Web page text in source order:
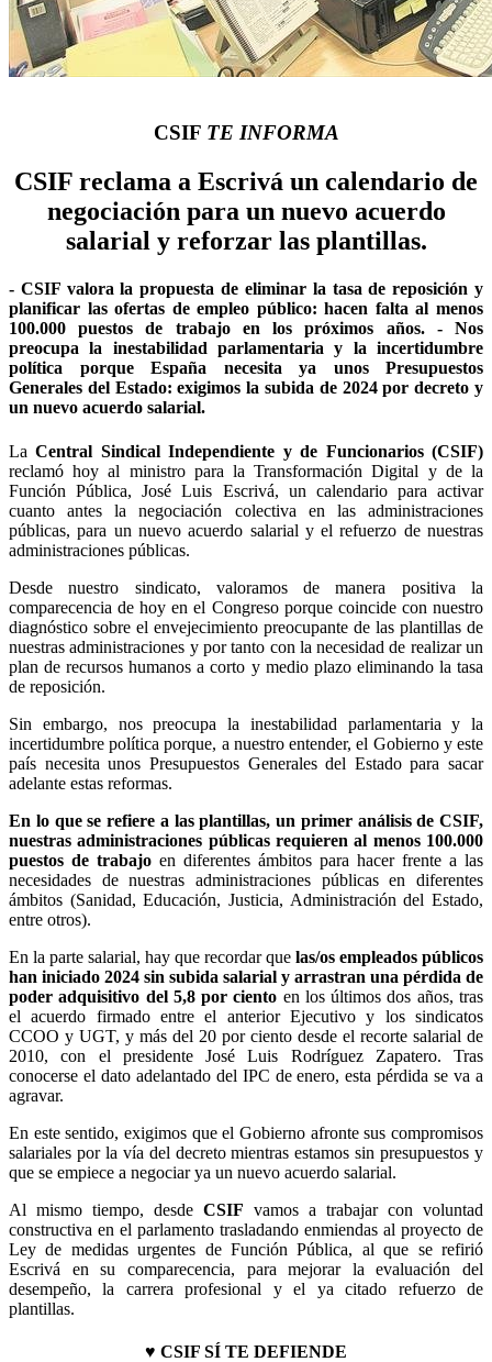
CSIF TE INFORMA
CSIF reclama a Escrivá un calendario de
negociación para un nuevo acuerdo
salarial y reforzar las plantillas.
- CSIF valora la propuesta de eliminar la tasa de reposición y
planificar las ofertas de empleo público: hacen falta al menos
100.000 puestos de trabajo en los próximos años. - Nos
preocupa la inestabilidad parlamentaria y la incertidumbre
política porque España necesita ya unos Presupuestos
Generales del Estado: exigimos la subida de 2024 por decreto y
un nuevo acuerdo salarial.
LaCentral Sindical Independiente y de Funcionarios (CSIF)
reclamó hoy al ministro para la Transformación Digital y de la
Función Pública, José Luis Escrivá, un calendario para activar
cuanto antes la negociación colectiva en las administraciones
públicas, para un nuevo acuerdo salarial y el refuerzo de nuestras
administraciones públicas.
Desde nuestro sindicato, valoramos de manera positiva la
comparecencia de hoy en el Congreso porque coincide con nuestro
diagnóstico sobre el envejecimiento preocupante de las plantillas de
nuestras administraciones y por tanto con la necesidad de realizar un
plan de recursos humanos a corto y medio plazo eliminando la tasa
de reposición.
Sin embargo, nos preocupa la inestabilidad parlamentaria y la
incertidumbre política porque, a nuestro entender, el Gobierno y este
país necesita unos Presupuestos Generales del Estado para sacar
adelante estas reformas.
En lo que se refiere a las plantillas, un primer análisis de CSIF,
nuestras administraciones públicas requieren al menos 100.000
puestos de trabajo en diferentes ámbitos para hacer frente a las
necesidades de nuestras administraciones públicas en diferentes
ámbitos (Sanidad, Educación, Justicia, Administración del Estado,
entre otros).
En la parte salarial, hay que recordar que las/os empleados públicos
han iniciado 2024 sin subida salarial y arrastran una pérdida de
poder adquisitivo del 5,8 por ciento en los últimos dos años, tras
el acuerdo firmado entre el anterior Ejecutivo y los sindicatos
CCOO y UGT, y más del 20 por ciento desde el recorte salarial de
2010, con el presidente José Luis Rodríguez Zapatero. Tras
conocerse el dato adelantado del IPC de enero, esta pérdida se va a
agravar.
En este sentido, exigimos que el Gobierno afronte sus compromisos
salariales por la vía del decreto mientras estamos sin presupuestos y
que se empiece a negociar ya un nuevo acuerdo salarial.
Al mismo tiempo, desde CSIF vamos a trabajar con voluntad
constructiva en el parlamento trasladando enmiendas al proyecto de
Ley de medidas urgentes de Función Pública, al que se refirió
Escrivá en su comparecencia, para mejorar la evaluación del
desempeño, la carrera profesional y el ya citado refuerzo de
plantillas.
♥ CSIF SÍ TE DEFIENDE